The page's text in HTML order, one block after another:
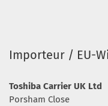
Importeur / EU-
Toshiba Carrier UK Ltd
Porsham Close